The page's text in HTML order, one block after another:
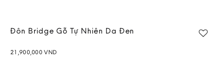
Đôn Bridge Gỗ Tự Nhiên Da Đen
21,900,000VND